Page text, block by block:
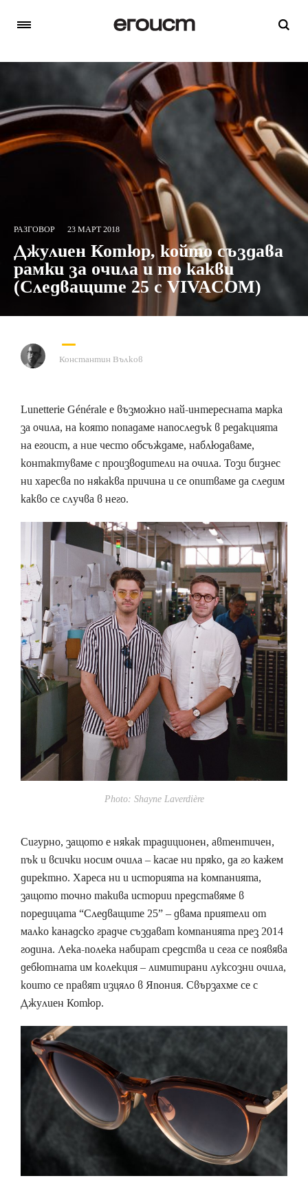
РАЗГОВОР 23 МАРТ 2018
Джулиен Котюр, който създава
рамки за очила и то какви
(Следващите 25 с VIVACOM)
Константин Вълков
Lunetterie Générale е възможно най-интересната марка
за очила, на която попадаме напоследък в редакцията
на егоист, а ние често обсъждаме, наблюдаваме,
контактуваме с производители на очила. Този бизнес
ни харесва по някаква причина и се опитваме да следим
какво се случва в него.
Photo: Shayne Laverdière
Сигурно, защото е някак традиционен, автентичен,
пък и всички носим очила – касае ни пряко, да го кажем
директно. Хареса ни и историята на компанията,
защото точно такива истории представяме в
поредицата “Следващите 25” – двама приятели от
малко канадско градче създават компанията през 2014
година. Лека-полека набират средства и сега се появява
дебютната им колекция – лимитирани луксозни очила,
които се правят изцяло в Япония. Свързахме се с
Джулиен Котюр.